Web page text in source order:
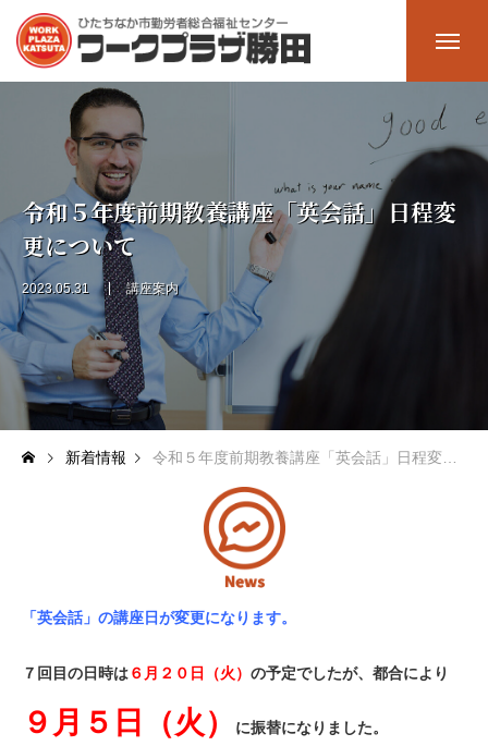
ホーム Home
施設一覧
多目的ホール
大会議室
中会議室
研修室2
利用案内
令和５年度前期教養講座「英会話」日程変
更について
2023.05.31 講座案内
新着情報 令和５年度前期教養講座「英会話」日程変更について
「英会話」の講座日が変更になります。
７回目の日時は６月２０日（火） の予定でしたが、都合により
９月５日（火） に振替になりました。